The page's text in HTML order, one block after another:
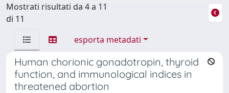
Mostrati risultati da 4 a 11
di 11
esporta metadati
Human chorionic gonadotropin, thyroid
function, and immunological indices in
threatened abortion